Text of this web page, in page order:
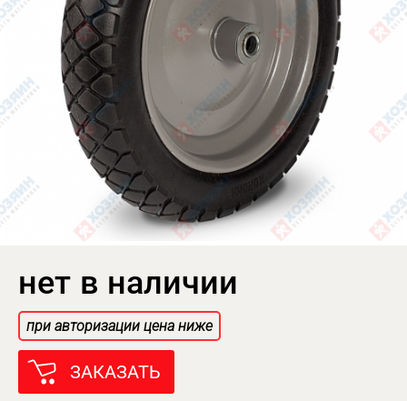
нет в наличии
при авторизации цена ниже
ЗАКАЗАТЬ